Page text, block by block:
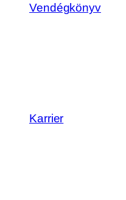
Vendégkönyv
Karrier